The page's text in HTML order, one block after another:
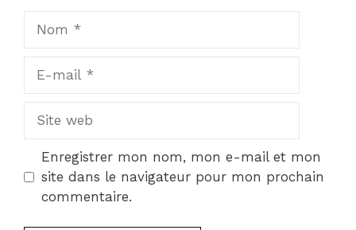
mail
web
Enregistrer mon nom, mon e-mail et mon
site dans le navigateur pour mon prochain
commentaire.